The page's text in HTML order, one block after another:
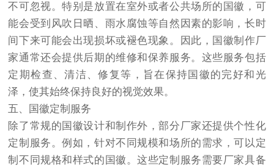
不可忽视。特别是放置在室外或者公共场所的国徽，可
能会受到风吹日晒、雨水腐蚀等自然因素的影响，长时
间下来可能会出现损坏或褪色现象。因此，国徽制作厂
家通常还会提供后期的维修和保养服务。这些服务包括
定期检查、清洁、修复等，旨在保持国徽的完好和光
泽，使其始终保持良好的视觉效果。
五、国徽定制服务
除了常规的国徽设计和制作外，部分厂家还提供个性化
定制服务。例如，针对不同规模和场所的需求，可以定
制不同规格和样式的国徽。这些定制服务需要厂家具备